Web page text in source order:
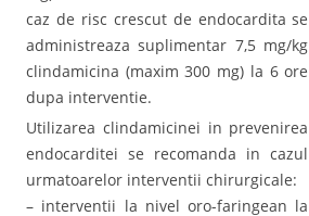
caz de risc crescut de endocardita se
administreaza suplimentar 7,5 mg/kg
clindamicina (maxim 300 mg) la 6 ore
dupa interventie.
Utilizarea clindamicinei in prevenirea
endocarditei se recomanda in cazul
urmatoarelor interventii chirurgicale:
– interventii la nivel oro-faringean la